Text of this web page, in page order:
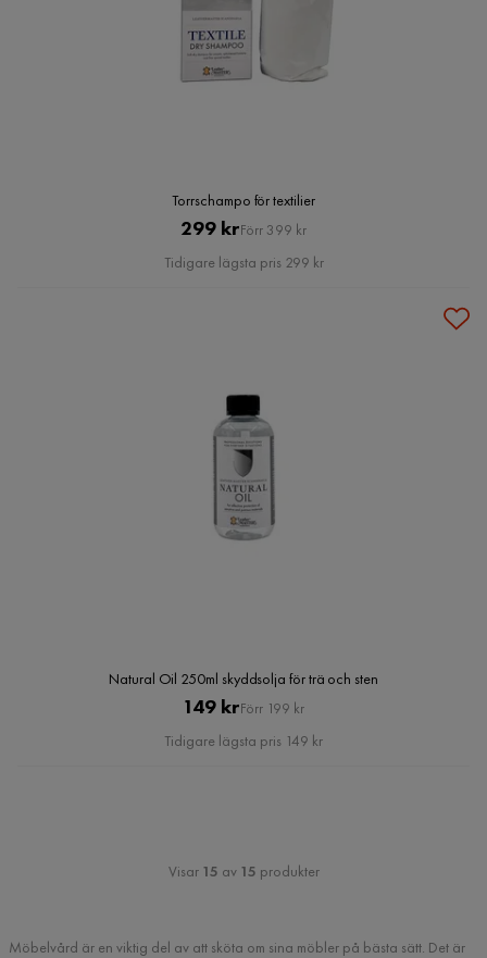
Torrschampo för textilier
Pris
299 krOriginal
Pris
Förr 399 kr
Tidigare lägsta pris 299 kr
Natural Oil 250ml skyddsolja för trä och sten
Pris
149 krOriginal
Pris
Förr 199 kr
Tidigare lägsta pris 149 kr
Visar 15 av 15 produkter
Möbelvård är en viktig del av att sköta om sina möbler på bästa sätt. Det är